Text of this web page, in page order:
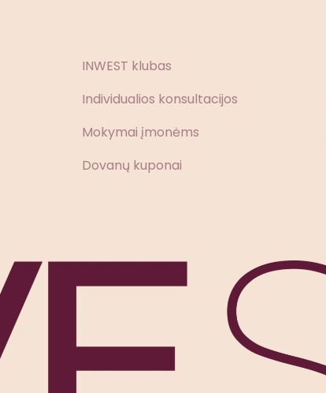
INWEST klubas
Individualios konsultacijos
Mokymai įmonėms
Dovanų kuponai